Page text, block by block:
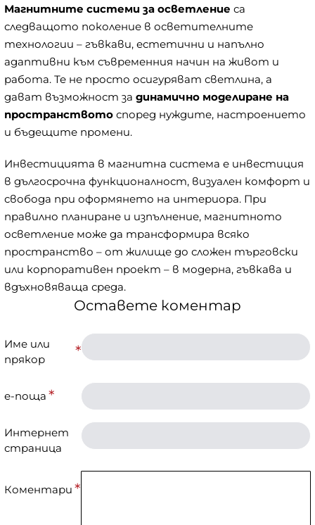
Магнитните системи за осветление са
следващото поколение в осветителните
технологии – гъвкави, естетични и напълно
адаптивни към съвременния начин на живот и
работа. Те не просто осигуряват светлина, а
дават възможност за динамично моделиране на
пространството според нуждите, настроението
и бъдещите промени.
Инвестицията в магнитна система е инвестиция
в дългосрочна функционалност, визуален комфорт и
свобода при оформянето на интериора. При
правилно планиране и изпълнение, магнитното
осветление може да трансформира всяко
пространство – от жилище до сложен търговски
или корпоративен проект – в модерна, гъвкава и
вдъхновяваща среда.
Оставете коментар
Име или
прякор
е-поща
Интернет
страница
Коментари